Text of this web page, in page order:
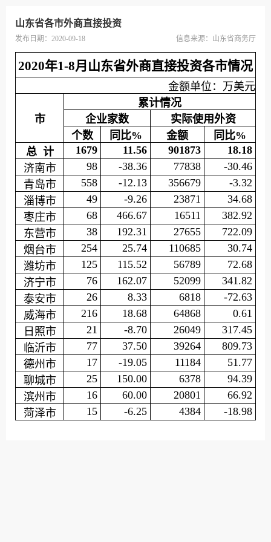
山东省各市外商直接投资
发布日期：2020-09-18 信息来源： 山东省商务厅
2020年1-8月山东省外商直接投资各市情况
金额单位：万美元
市
累计情况
企业家数
实际使用外资
个数
同比% 金额
同比%
总 计
1679 11.56 901873
18.18
济南市
98 -38.36 77838
-30.46
青岛市
558 -12.13 356679
-3.32
淄博市
49 -9.26 23871
34.68
枣庄市
68 466.67 16511
382.92
东营市
38 192.31 27655
722.09
烟台市
254 25.74 110685
30.74
潍坊市
125 115.52 56789
72.68
济宁市
76 162.07 52099
341.82
泰安市
26 8.33 6818
-72.63
威海市
216 18.68 64868
0.61
日照市
21 -8.70 26049
317.45
临沂市
77 37.50 39264
809.73
德州市
17 -19.05 11184
51.77
聊城市
25 150.00 6378
94.39
滨州市
16 60.00 20801
66.92
菏泽市
15 -6.25 4384 -18.98